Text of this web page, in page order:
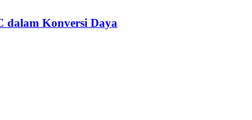
dalam Konversi Daya